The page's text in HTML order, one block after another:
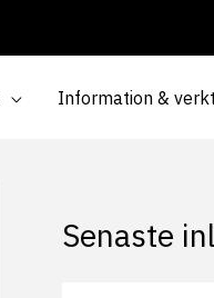
Information &
Senaste